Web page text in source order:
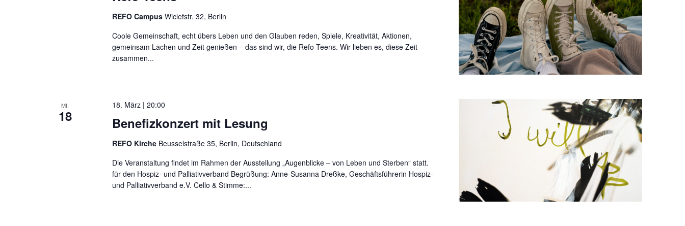
REFO Campus Wiclefstr. 32, Berlin
Coole Gemeinschaft, echt übers Leben und den Glauben reden, Spiele, Kreativität, Aktionen,
gemeinsam Lachen und Zeit genießen – das sind wir, die Refo Teens. Wir lieben es, diese Zeit
zusammen...
MI.
18 Benefizkonzert mit Lesung
18. März | 20:00
REFO Kirche Beusselstraße 35, Berlin, Deutschland
Die Veranstaltung findet im Rahmen der Ausstellung „Augenblicke – von Leben und Sterben“ statt.
für den Hospiz- und Palliativverband Begrüßung: Anne-Susanna Dreßke, Geschäftsführerin Hospiz-
und Palliativverband e.V. Cello & Stimme:...